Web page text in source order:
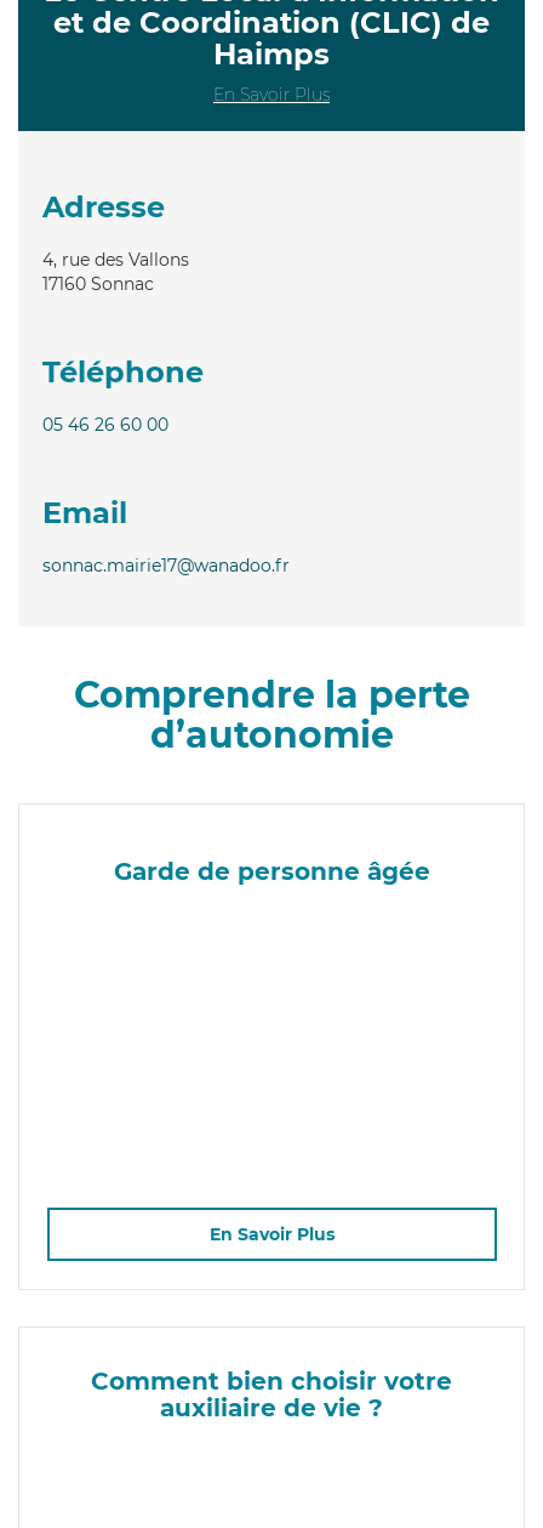
et de Coordination (CLIC) de
Haimps
En Savoir Plus
Adresse
4, rue des Vallons
17160 Sonnac
Téléphone
05 46 26 60 00
Email
sonnac.mairie17@wanadoo.fr
Comprendre la perte
d’autonomie
Garde de personne âgée
En Savoir Plus
Comment bien choisir votre
auxiliaire de vie ?